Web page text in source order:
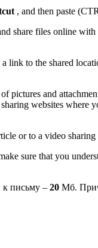
, and then paste
share files online
link to the shared
pictures and
websites where
or to a video sharing
sure that you
к письму – 20 Мб.